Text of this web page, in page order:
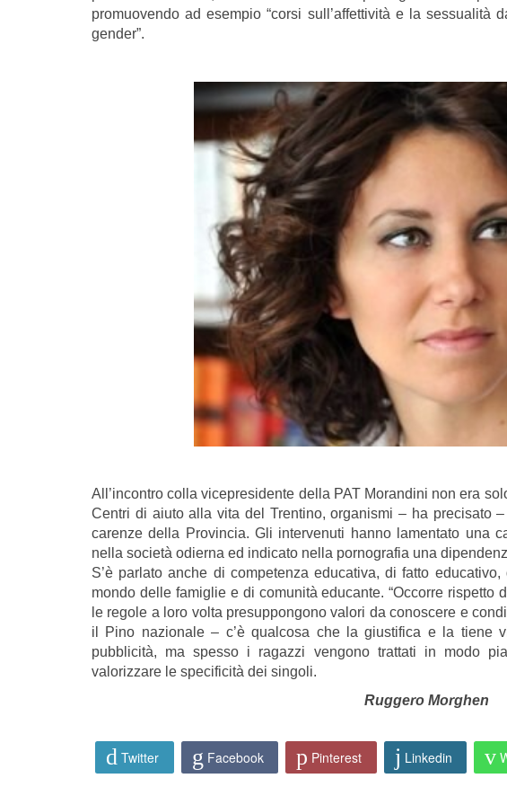
promuovendo ad esempio “corsi sull’affettività e la sessualità
gender”.
All’incontro colla vicepresidente della PAT Morandini non era
Centri di aiuto alla vita del Trentino, organismi – ha precisato
carenze della Provincia. Gli intervenuti hanno lamentato una
nella società odierna ed indicato nella pornografia una
S’è parlato anche di competenza educativa, di fatto
mondo delle famiglie e di comunità educante. “Occorre rispetto
le regole a loro volta presuppongono valori da conoscere e
il Pino nazionale – c’è qualcosa che la giustifica e la tiene
pubblicità, ma spesso i ragazzi vengono trattati in modo
valorizzare le specificità dei singoli.
Ruggero Morghen
Twitter Facebook Pinterest Linkedin